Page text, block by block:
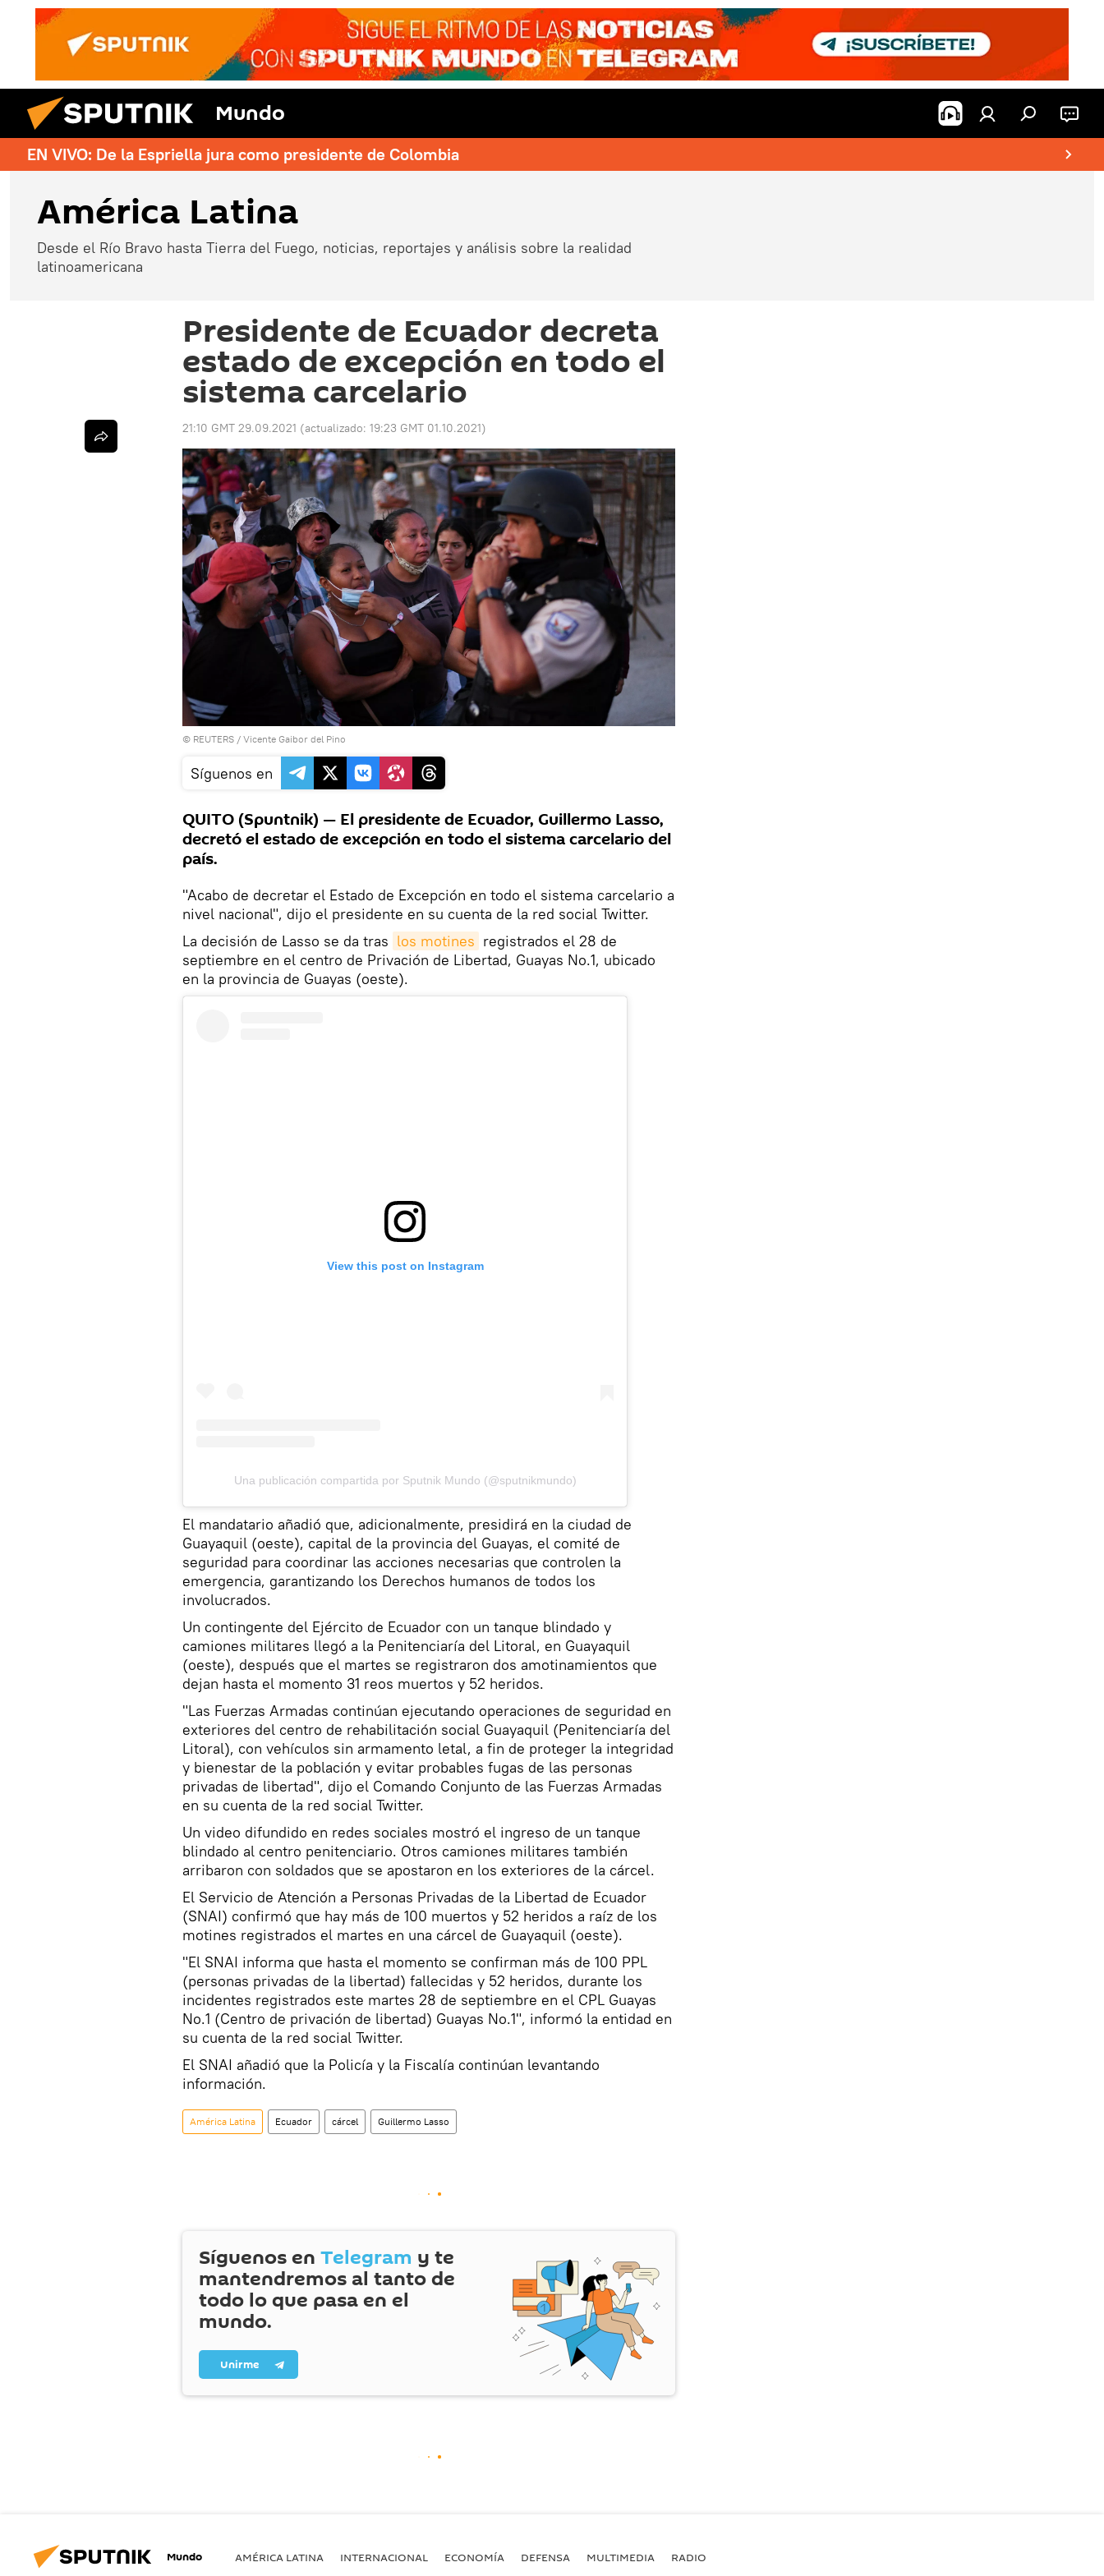
Mundo
EN VIVO: De la Espriella jura como presidente de Colombia
América Latina
Desde el Río Bravo hasta Tierra del Fuego, noticias, reportajes y análisis sobre la realidad
latinoamericana
Presidente de Ecuador decreta
estado de excepción en todo el
sistema carcelario
21:10 GMT 29.09.2021 (actualizado: 19:23 GMT 01.10.2021)
© REUTERS / Vicente Gaibor del Pino
Síguenos en
QUITO (Spuntnik) — El presidente de Ecuador, Guillermo Lasso,
decretó el estado de excepción en todo el sistema carcelario del
país.
"Acabo de decretar el Estado de Excepción en todo el sistema carcelario a
nivel nacional", dijo el presidente en su cuenta de la red social Twitter.
La decisión de Lasso se da tras los motines registrados el 28 de
septiembre en el centro de Privación de Libertad, Guayas No.1, ubicado
en la provincia de Guayas (oeste).
View this post on Instagram
Una publicación compartida por Sputnik Mundo (@sputnikmundo)
El mandatario añadió que, adicionalmente, presidirá en la ciudad de
Guayaquil (oeste), capital de la provincia del Guayas, el comité de
seguridad para coordinar las acciones necesarias que controlen la
emergencia, garantizando los Derechos humanos de todos los
involucrados.
Un contingente del Ejército de Ecuador con un tanque blindado y
camiones militares llegó a la Penitenciaría del Litoral, en Guayaquil
(oeste), después que el martes se registraron dos amotinamientos que
dejan hasta el momento 31 reos muertos y 52 heridos.
"Las Fuerzas Armadas continúan ejecutando operaciones de seguridad en
exteriores del centro de rehabilitación social Guayaquil (Penitenciaría del
Litoral), con vehículos sin armamento letal, a fin de proteger la integridad
y bienestar de la población y evitar probables fugas de las personas
privadas de libertad", dijo el Comando Conjunto de las Fuerzas Armadas
en su cuenta de la red social Twitter.
Un video difundido en redes sociales mostró el ingreso de un tanque
blindado al centro penitenciario. Otros camiones militares también
arribaron con soldados que se apostaron en los exteriores de la cárcel.
El Servicio de Atención a Personas Privadas de la Libertad de Ecuador
(SNAI) confirmó que hay más de 100 muertos y 52 heridos a raíz de los
motines registrados el martes en una cárcel de Guayaquil (oeste).
"El SNAI informa que hasta el momento se confirman más de 100 PPL
(personas privadas de la libertad) fallecidas y 52 heridos, durante los
incidentes registrados este martes 28 de septiembre en el CPL Guayas
No.1 (Centro de privación de libertad) Guayas No.1", informó la entidad en
su cuenta de la red social Twitter.
El SNAI añadió que la Policía y la Fiscalía continúan levantando
información.
América Latina Ecuador cárcel Guillermo Lasso
Síguenos en Telegram y te
mantendremos al tanto de
todo lo que pasa en el
mundo.
Unirme
Mundo AMÉRICA LATINA INTERNACIONAL ECONOMÍA DEFENSA MULTIMEDIA RADIO